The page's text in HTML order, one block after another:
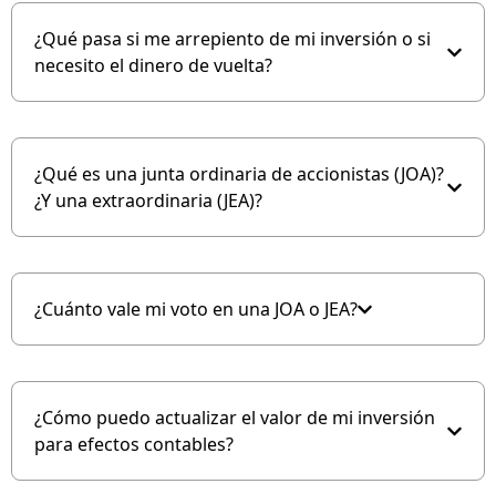
¿Qué pasa si me arrepiento de mi inversión o si
necesito el dinero de vuelta?
¿Qué es una junta ordinaria de accionistas (JOA)?
¿Y una extraordinaria (JEA)?
¿Cuánto vale mi voto en una JOA o JEA?
¿Cómo puedo actualizar el valor de mi inversión
para efectos contables?